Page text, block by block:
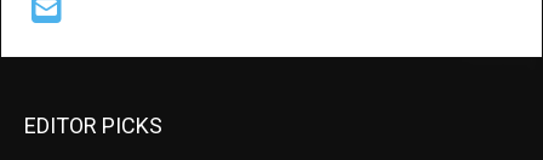
EDITOR PICKS